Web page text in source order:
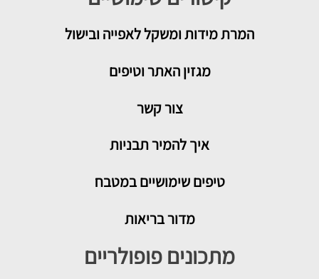
המרת מידות ומשקל לאפייה ובישול
מגזין האתר וטיפים
צור קשר
איך להמיר תבניות
טיפים שימושיים במטבח
מדור בריאות
מתכונים פופולריים